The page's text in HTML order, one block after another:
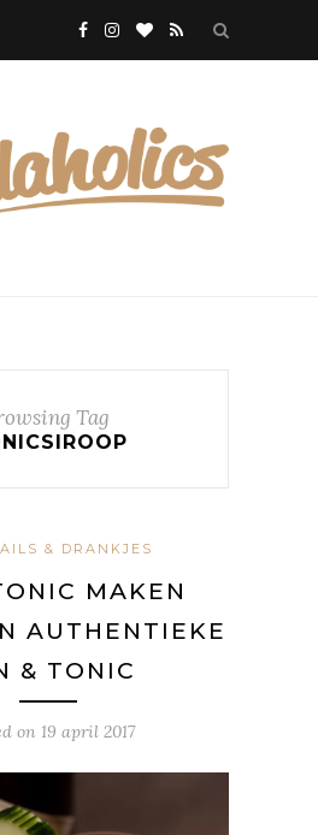
Tag
& DRANKJES
MAKEN
AUTHENTIEKE
& TONIC
on 19 april 2017